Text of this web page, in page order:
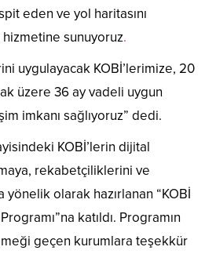
eden ve yol haritasını
hizmetine sunuyoruz.
uygulayacak KOBİ’lerimize, 20
üzere 36 ay vadeli uygun
imkanı sağlıyoruz” dedi.
KOBİ’lerin dijital
rekabetçiliklerini ve
olarak hazırlanan “KOBİ
katıldı. Programın
geçen kurumlara teşekkür